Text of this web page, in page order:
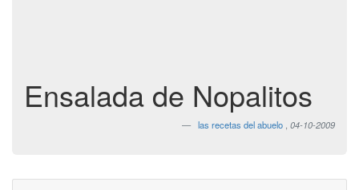
Ensalada de Nopalitos
las recetas del abuelo 04-10-2009